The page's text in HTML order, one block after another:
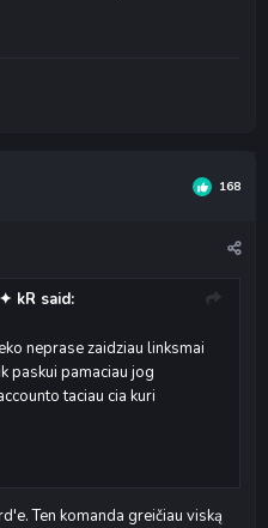
168
✦ kR said:
neprase zaidziau linksmai
paskui pamaciau jog
taciau cia kuri
Ten komanda greičiau viską